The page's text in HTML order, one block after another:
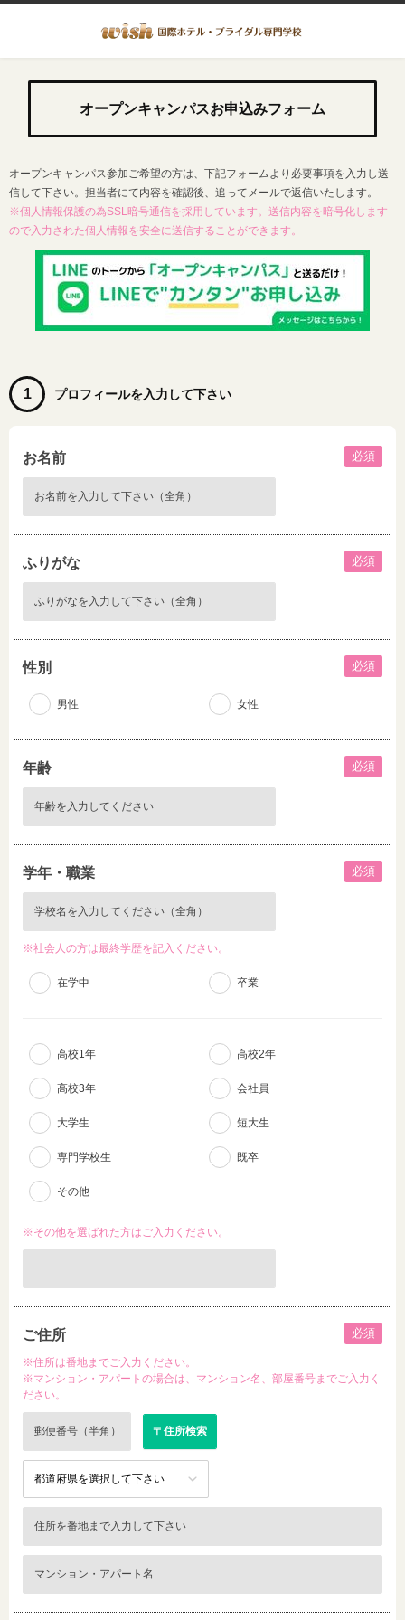
オープンキャンパスお申込みフォーム
オープンキャンパス参加ご希望の方は、下記フォームより必要事項を入力し送
信して下さい。担当者にて内容を確認後、追ってメールで返信いたします。
※個人情報保護の為SSL暗号通信を採用しています。送信内容を暗号化します
ので入力された個人情報を安全に送信することができます。
1 プロフィールを入力して下さい
お名前 必須
ふりがな 必須
性別 必須
男性 女性
年齢 必須
学年・職業 必須
※社会人の方は最終学歴を記入ください。
在学中 卒業
高校1年 高校2年
高校3年 会社員
大学生 短大生
専門学校生 既卒
その他
※その他を選ばれた方はご入力ください。
ご住所 必須
※住所は番地までご入力ください。
※マンション・アパートの場合は、マンション名、部屋番号までご入力く
ださい。